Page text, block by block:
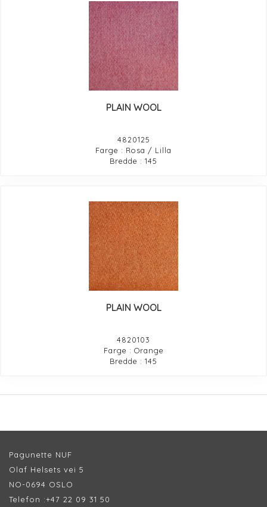
PLAIN WOOL
4820125
Farge : Rosa / Lilla
Bredde : 145
PLAIN WOOL
4820103
Farge : Orange
Bredde : 145
Pagunette NUF
Olaf Helsets vei 5
NO-0694 OSLO
Telefon :+47 22 09 31 50